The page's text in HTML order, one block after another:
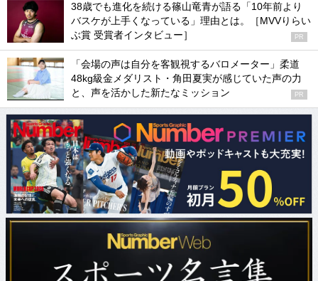
38歳でも進化を続ける篠山竜青が語る「10年前より
バスケが上手くなっている」理由とは。［MVVりらい
ぶ賞 受賞者インタビュー］
PR
「会場の声は自分を客観視するバロメーター」柔道
48kg級金メダリスト・角田夏実が感じていた声の力
と、声を活かした新たなミッション
PR